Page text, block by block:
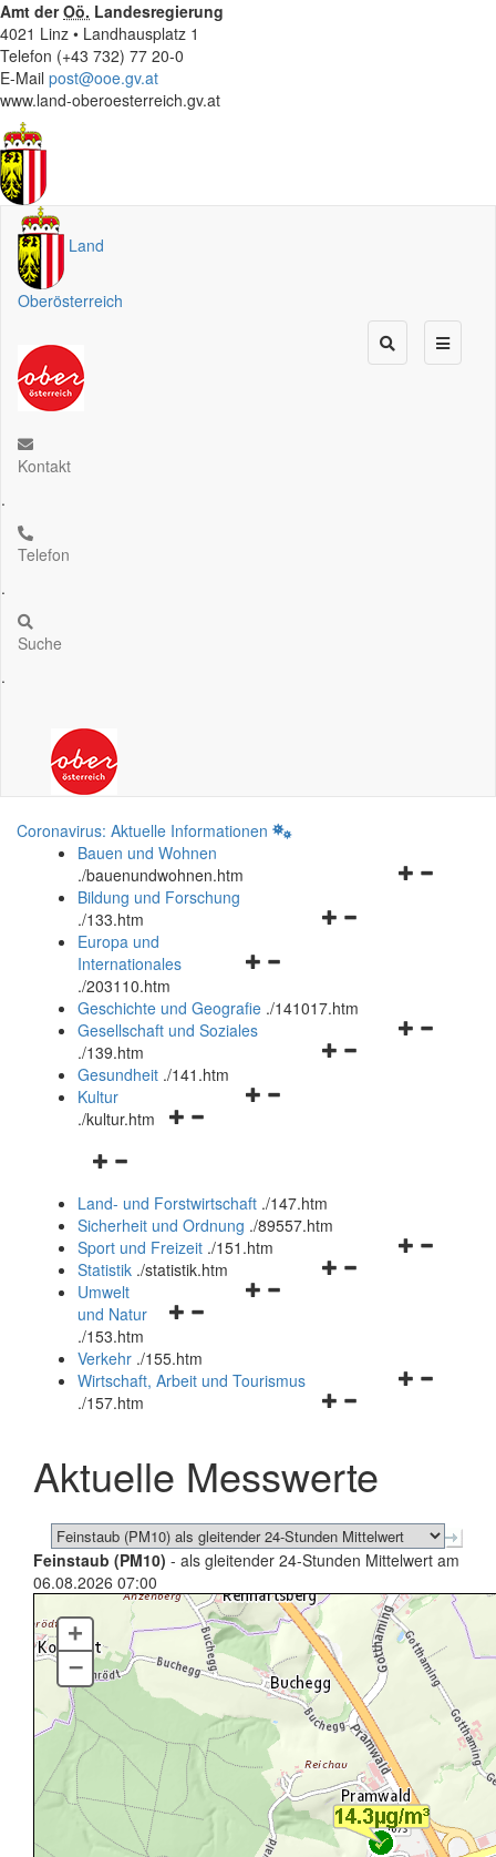
Amt derOö. Landesregierung
4021 Linz • Landhausplatz 1
Telefon (+43 732) 77 20-0
E-Mail post@ooe.gv.at
www.land-oberoesterreich.gv.at
Land
Oberösterreich
Kontakt
.
Telefon
.
Suche
.
Coronavirus: Aktuelle Informationen
Bauen und Wohnen
./bauenundwohnen.htm
Navigationsmenü
Bildung und Forschung
./133.htm
Navigationsmenü
und
schließen
Europa und
Internationales
./203110.htm
Geschichte und Geografie ./141017.htm
Navigationsmenü
Gesellschaft und Soziales
./139.htm
Navigationsmenü
Gesundheit ./141.htm
Navigationsmenü
Kultur
./kultur.htm
Navigationsmenü
und
schließen
Land- und Forstwirtschaft ./147.htm
Sicherheit und Ordnung ./89557.htm
Navigationsmenü
Sport und Freizeit ./151.htm
Navigationsmenü
Statistik ./statistik.htm
Navigationsmenü
und
schließen
Umwelt
und Natur
./153.htm
Verkehr ./155.htm
Navigationsmenü
schließen
Wirtschaft, Arbeit und Tourismus
./157.htm
Aktuelle Messwerte
Feinstaub (PM10) - als gleitender 24-Stunden Mittelwert am
06.08.2026 07:00
+
–